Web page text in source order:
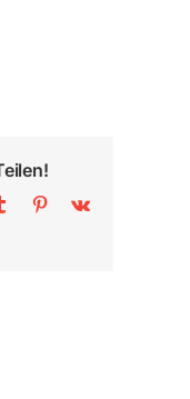
Tumblr Pinterest
Vk